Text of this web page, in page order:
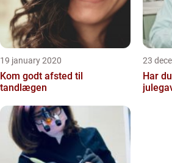
19 january 2020
Kom godt afsted til
tandlægen
23
Har